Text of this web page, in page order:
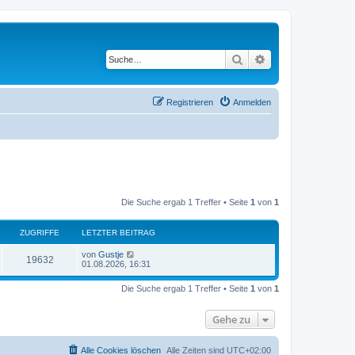
Suche
Anmelden
Registrieren
Die Suche ergab 1 Treffer • Seite 1 von 1
ZUGRIFFE LETZTER BEITRAG
19632Z
u
L
e
z
i
t
von Gustje
01.08.2026, 16:31
Die Suche ergab 1 Treffer • Seite 1 von 1
Gehe zu
Alle Zeiten sind UTC+02:00
Alle Cookies löschen